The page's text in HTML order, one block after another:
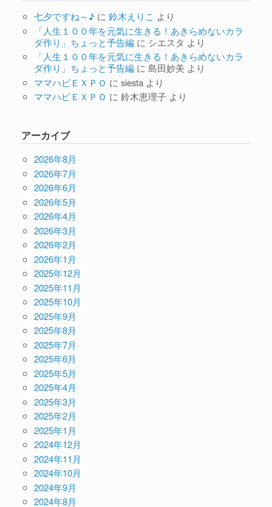
七夕ですね～♪に 鈴木えりこ より
「人生１００年を元気に生きる！あきらめないカラ
ダ作り」ちょっと予告編に シエスタ より
「人生１００年を元気に生きる！あきらめないカラ
ダ作り」ちょっと予告編に 島田妙美 より
ママハピＥＸＰＯ に siestaより
ママハピＥＸＰＯ に 鈴木恵理子より
アーカイブ
2026年8月
2026年7月
2026年6月
2026年5月
2026年4月
2026年3月
2026年2月
2026年1月
2025年12月
2025年11月
2025年10月
2025年9月
2025年8月
2025年7月
2025年6月
2025年5月
2025年4月
2025年3月
2025年2月
2025年1月
2024年12月
2024年11月
2024年10月
2024年9月
2024年8月